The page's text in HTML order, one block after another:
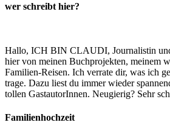
wer schreibt hier?
Hallo, ICH BIN CLAUDI, Journalistin
hier von meinen Buchprojekten, meinem
Familien-Reisen. Ich verrate dir, was ich
trage. Dazu liest du immer wieder
tollen GastautorInnen. Neugierig? Sehr
Familienhochzeit